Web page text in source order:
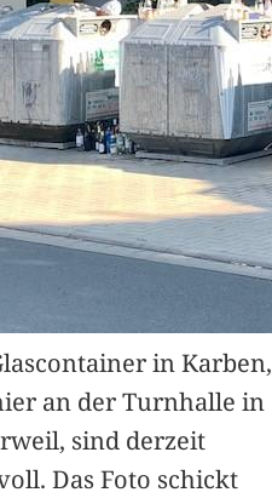
in Karben,
an der Turnhalle in
sind derzeit
Das Foto schickt